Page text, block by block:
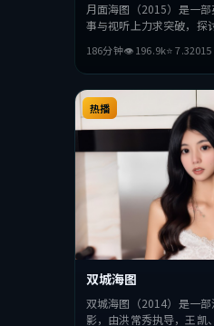
月面海图（2015）是一
事与视听上力求突破，探
186分钟👁196.9k⭐7.32015
热播
双城海图
双城海图（2014）是一
影，由洪常秀执导，王凯